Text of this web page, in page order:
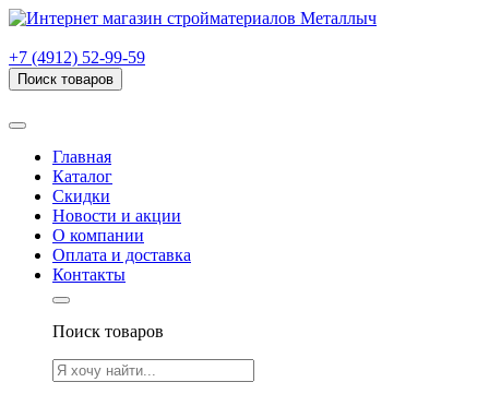
+7 (4912) 52-99-59
Поиск товаров
Главная
Каталог
Скидки
Новости и акции
О компании
Оплата и доставка
Контакты
Поиск товаров